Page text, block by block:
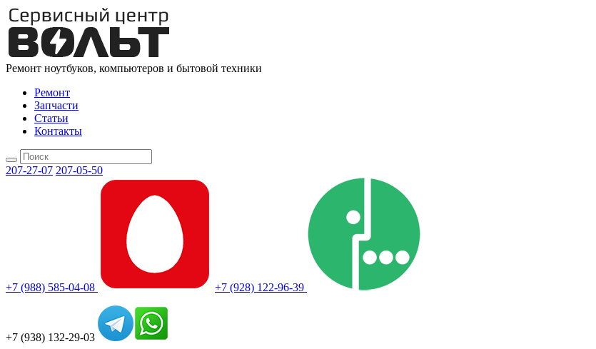
Ремонт ноутбуков, компьютеров и бытовой техники
Ремонт
Запчасти
Статьи
Контакты
207-27-07 207-05-50
+7 (988) 585-04-08 +7 (928) 122-96-39
+7 (938) 132-29-03